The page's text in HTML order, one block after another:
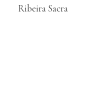
Ribeira Sacra